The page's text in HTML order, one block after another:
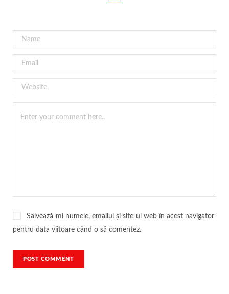
Salvează-mi numele, emailul și site-ul web în acest navigator
pentru data viitoare când o să comentez.